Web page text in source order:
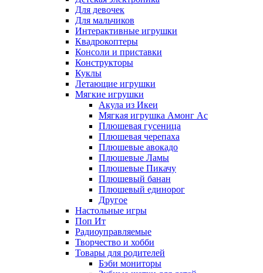
Для девочек
Для мальчиков
Интерактивные игрушки
Квадрокоптеры
Консоли и приставки
Конструкторы
Куклы
Летающие игрушки
Мягкие игрушки
Акула из Икеи
Мягкая игрушка Амонг Ас
Плюшевая гусеница
Плюшевая черепаха
Плюшевые авокадо
Плюшевые Ламы
Плюшевые Пикачу
Плюшевый банан
Плюшевый единорог
Другое
Настольные игры
Поп Ит
Радиоуправляемые
Творчество и хобби
Товары для родителей
Бэби мониторы